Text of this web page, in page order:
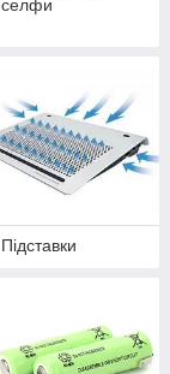
селфи
Підставки